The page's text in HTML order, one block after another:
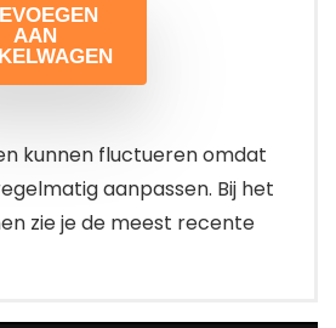
AAN
kunnen fluctueren omdat
aanpassen. Bij het
zie je de meest recente